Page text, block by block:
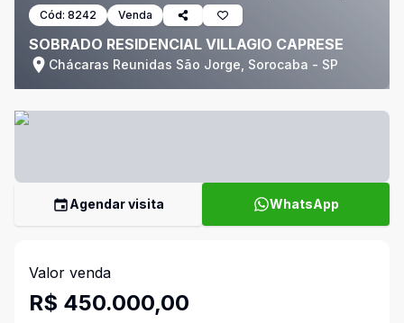
Cód: 8242 Venda
SOBRADO RESIDENCIAL VILLAGIO CAPRESE
Chácaras Reunidas São Jorge, Sorocaba - SP
Agendar visita WhatsApp
Valor venda
R$ 450.000,00